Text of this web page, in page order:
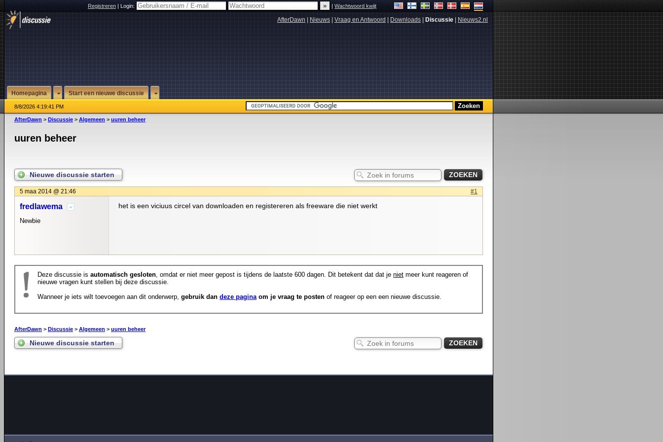
Registreren|Login: |Wachtwoord kwijt
AfterDawn Nieuws Vraag en Antwoord Downloads Discussie Nieuws2.nl
Homepagina Start een nieuwe discussie
8/8/2026 4:19:41 PM
AfterDawn > Discussie > Algemeen > uuren beheer
uuren beheer
Nieuwe discussie starten
#1
5 maa 2014 @ 21:46
fredlawema
Newbie
het is een viciuus circel van downloaden en registereren als freeware die niet werkt
Deze discussie is automatisch gesloten, omdat er niet meer gepost is tijdens de laatste 600 dagen. Dit betekent dat dat je niet meer kunt reageren of
nieuwe vragen kunt stellen bij deze discussie.
Wanneer je iets wilt toevoegen aan dit onderwerp, gebruik dan deze paginaom je vraag te posten of reageer op een een nieuwe discussie.
AfterDawn > Discussie > Algemeen > uuren beheer
Nieuwe discussie starten